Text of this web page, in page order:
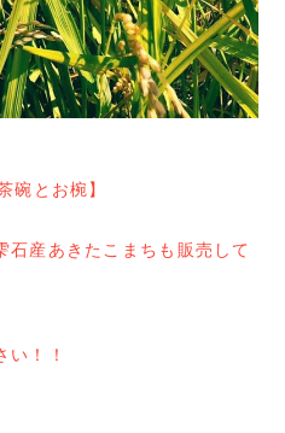
碗とお椀】
石産あきたこまちも販売して
い！！